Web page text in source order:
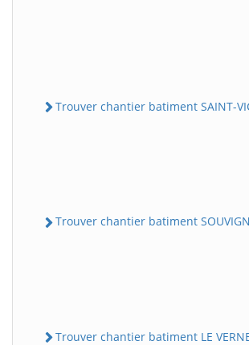
Trouver chantier batiment SAINT-
Trouver chantier batiment
Trouver chantier batiment LE